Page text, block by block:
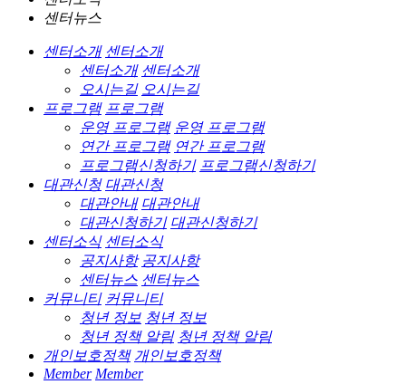
센터뉴스
센터소개 센터소개
센터소개 센터소개
오시는길 오시는길
프로그램 프로그램
운영 프로그램 운영 프로그램
연간 프로그램 연간 프로그램
프로그램신청하기 프로그램신청하기
대관신청 대관신청
대관안내 대관안내
대관신청하기 대관신청하기
센터소식 센터소식
공지사항 공지사항
센터뉴스 센터뉴스
커뮤니티 커뮤니티
청년 정보 청년 정보
청년 정책 알림 청년 정책 알림
개인보호정책 개인보호정책
Member Member